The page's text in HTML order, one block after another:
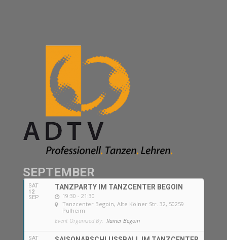
SEPTEMBER
SAT
12
SEP
TANZPARTY IM TANZCENTER BEGOIN
19:30 - 21:30
Tanzcenter Begoin, Alte Kölner Str. 32, 50259
Pulheim
Event Organized By: Rainer Begoin
SAT